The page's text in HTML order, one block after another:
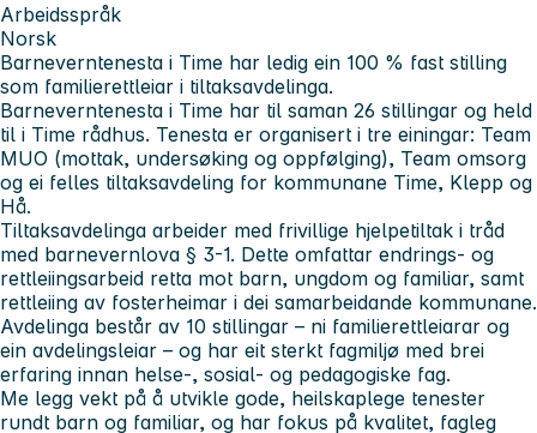
Arbeidsspråk
Norsk
Barneverntenesta i Time har ledig ein 100 % fast stilling
som familierettleiar i tiltaksavdelinga.
Barneverntenesta i Time har til saman 26 stillingar og held
til i Time rådhus. Tenesta er organisert i tre einingar: Team
MUO (mottak, undersøking og oppfølging), Team omsorg
og ei felles tiltaksavdeling for kommunane Time, Klepp og
Hå.
Tiltaksavdelinga arbeider med frivillige hjelpetiltak i tråd
med barnevernlova § 3-1. Dette omfattar endrings- og
rettleiingsarbeid retta mot barn, ungdom og familiar, samt
rettleiing av fosterheimar i dei samarbeidande kommunane.
Avdelinga består av 10 stillingar – ni familierettleiarar og
ein avdelingsleiar – og har eit sterkt fagmiljø med brei
erfaring innan helse-, sosial- og pedagogiske fag.
Me legg vekt på å utvikle gode, heilskaplege tenester
rundt barn og familiar, og har fokus på kvalitet, fagleg